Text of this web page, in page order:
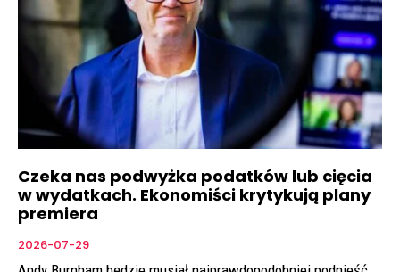
Czeka nas podwyżka podatków lub cięcia
w wydatkach. Ekonomiści krytykują plany
premiera
2026-07-29